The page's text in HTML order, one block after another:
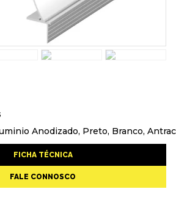
Anodizado, Preto, Branco,
FICHA TÉCNICA
FALE CONNOSCO